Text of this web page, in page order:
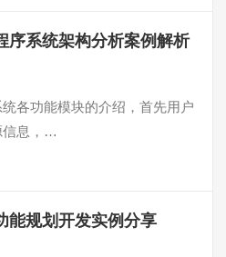
序系统架构分析案例解析
各功能模块的介绍，首先用户
信息，…
能规划开发实例分享